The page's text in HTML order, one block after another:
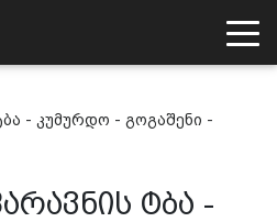
- კუმურდო - გოგაშენი -
ტბა -